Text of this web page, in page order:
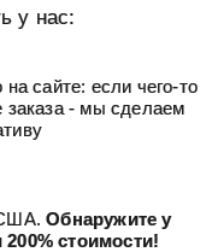
у нас:
сайте: если чего-то
заказа - мы сделаем
США.Обнаружите у
стоимости!